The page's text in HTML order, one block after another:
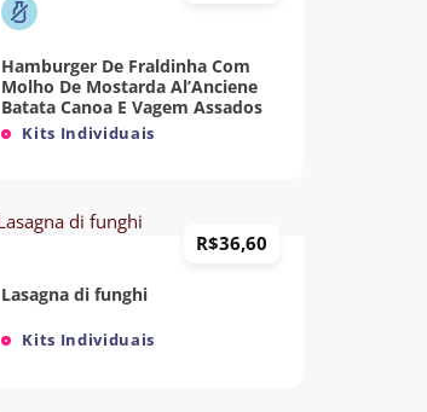
Kits Individuais
Hamburger De Fraldinha Com
Molho De Mostarda Al’Anciene
Batata Canoa E Vagem Assados
Kits Individuais
Lasagna di funghi
R$36,60